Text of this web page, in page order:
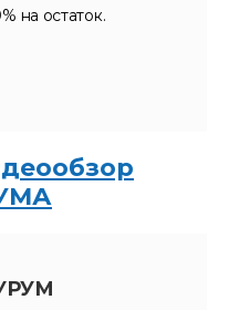
на остаток.